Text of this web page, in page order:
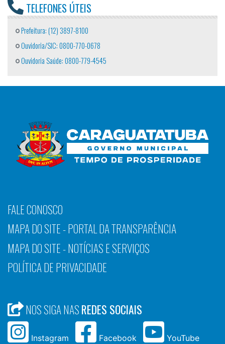
TELEFONES ÚTEIS
Prefeitura: (12) 3897-8100
Ouvidoria/SIC: 0800-770-0678
Ouvidoria Saúde: 0800-779-4545
FALE CONOSCO
MAPA DO SITE - PORTAL DA TRANSPARÊNCIA
MAPA DO SITE - NOTÍCIAS E SERVIÇOS
POLÍTICA DE PRIVACIDADE
NOS SIGA NASREDES SOCIAIS
Instagram Facebook YouTube